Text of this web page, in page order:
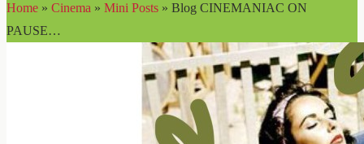
Home » Cinema » Mini Posts » Blog CINEMANIAC ON
PAUSE…